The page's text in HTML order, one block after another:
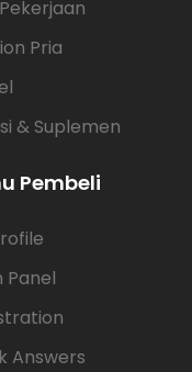
Pria
& Suplemen
Pembeli
Panel
Answers